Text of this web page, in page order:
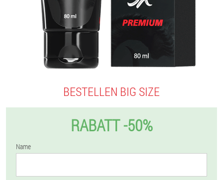
BESTELLEN BIG SIZE
RABATT -50%
Name